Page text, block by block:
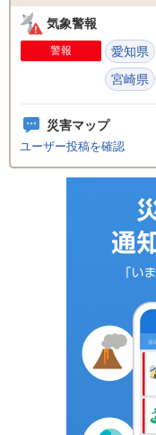
気象警報
警報 愛知県
宮崎県
災害マップ
ユーザー投稿を確認